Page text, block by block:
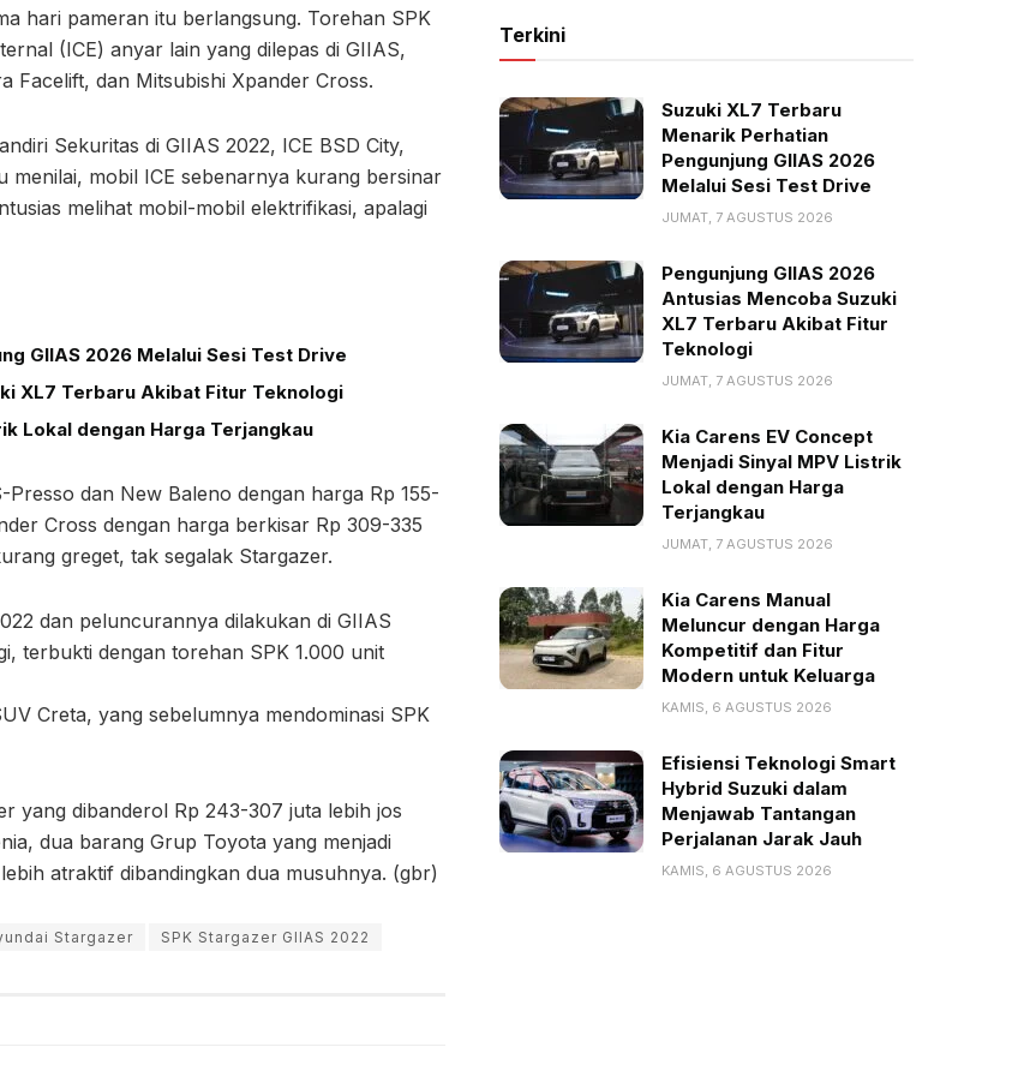
hari pameran itu berlangsung. Torehan SPK
(ICE) anyar lain yang dilepas di GIIAS,
Facelift, dan Mitsubishi Xpander Cross.
Sekuritas di GIIAS 2022, ICE BSD City,
menilai, mobil ICE sebenarnya kurang bersinar
melihat mobil-mobil elektrifikasi, apalagi
GIIAS 2026 Melalui Sesi Test Drive
XL7 Terbaru Akibat Fitur Teknologi
Lokal dengan Harga Terjangkau
dan New Baleno dengan harga Rp 155-
Cross dengan harga berkisar Rp 309-335
greget, tak segalak Stargazer.
dan peluncurannya dilakukan di GIIAS
terbukti dengan torehan SPK 1.000 unit
Creta, yang sebelumnya mendominasi SPK
yang dibanderol Rp 243-307 juta lebih jos
dua barang Grup Toyota yang menjadi
atraktif dibandingkan dua musuhnya. (gbr)
Stargazer SPK Stargazer GIIAS 2022
Terkini
Suzuki XL7 Terbaru
Menarik Perhatian
Pengunjung GIIAS 2026
Melalui Sesi Test Drive
JUMAT, 7 AGUSTUS 2026
Pengunjung GIIAS 2026
Antusias Mencoba Suzuki
XL7 Terbaru Akibat Fitur
Teknologi
JUMAT, 7 AGUSTUS 2026
Kia Carens EV Concept
Menjadi Sinyal MPV Listrik
Lokal dengan Harga
Terjangkau
JUMAT, 7 AGUSTUS 2026
Kia Carens Manual
Meluncur dengan Harga
Kompetitif dan Fitur
Modern untuk Keluarga
KAMIS, 6 AGUSTUS 2026
Efisiensi Teknologi Smart
Hybrid Suzuki dalam
Menjawab Tantangan
Perjalanan Jarak Jauh
KAMIS, 6 AGUSTUS 2026